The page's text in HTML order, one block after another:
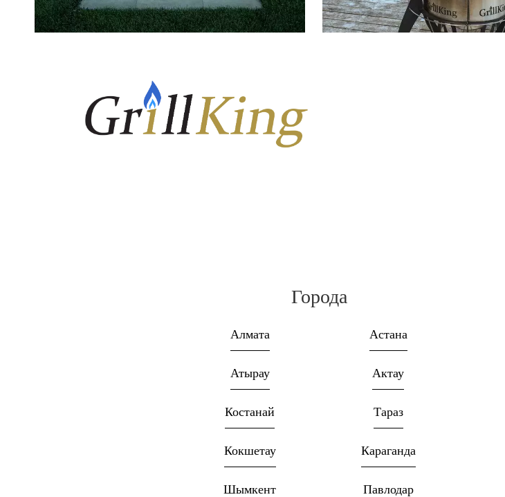
Города
Алмата
Атырау
Костанай
Кокшетау
Шымкент
Астана
Актау
Тараз
Караганда
Павлодар